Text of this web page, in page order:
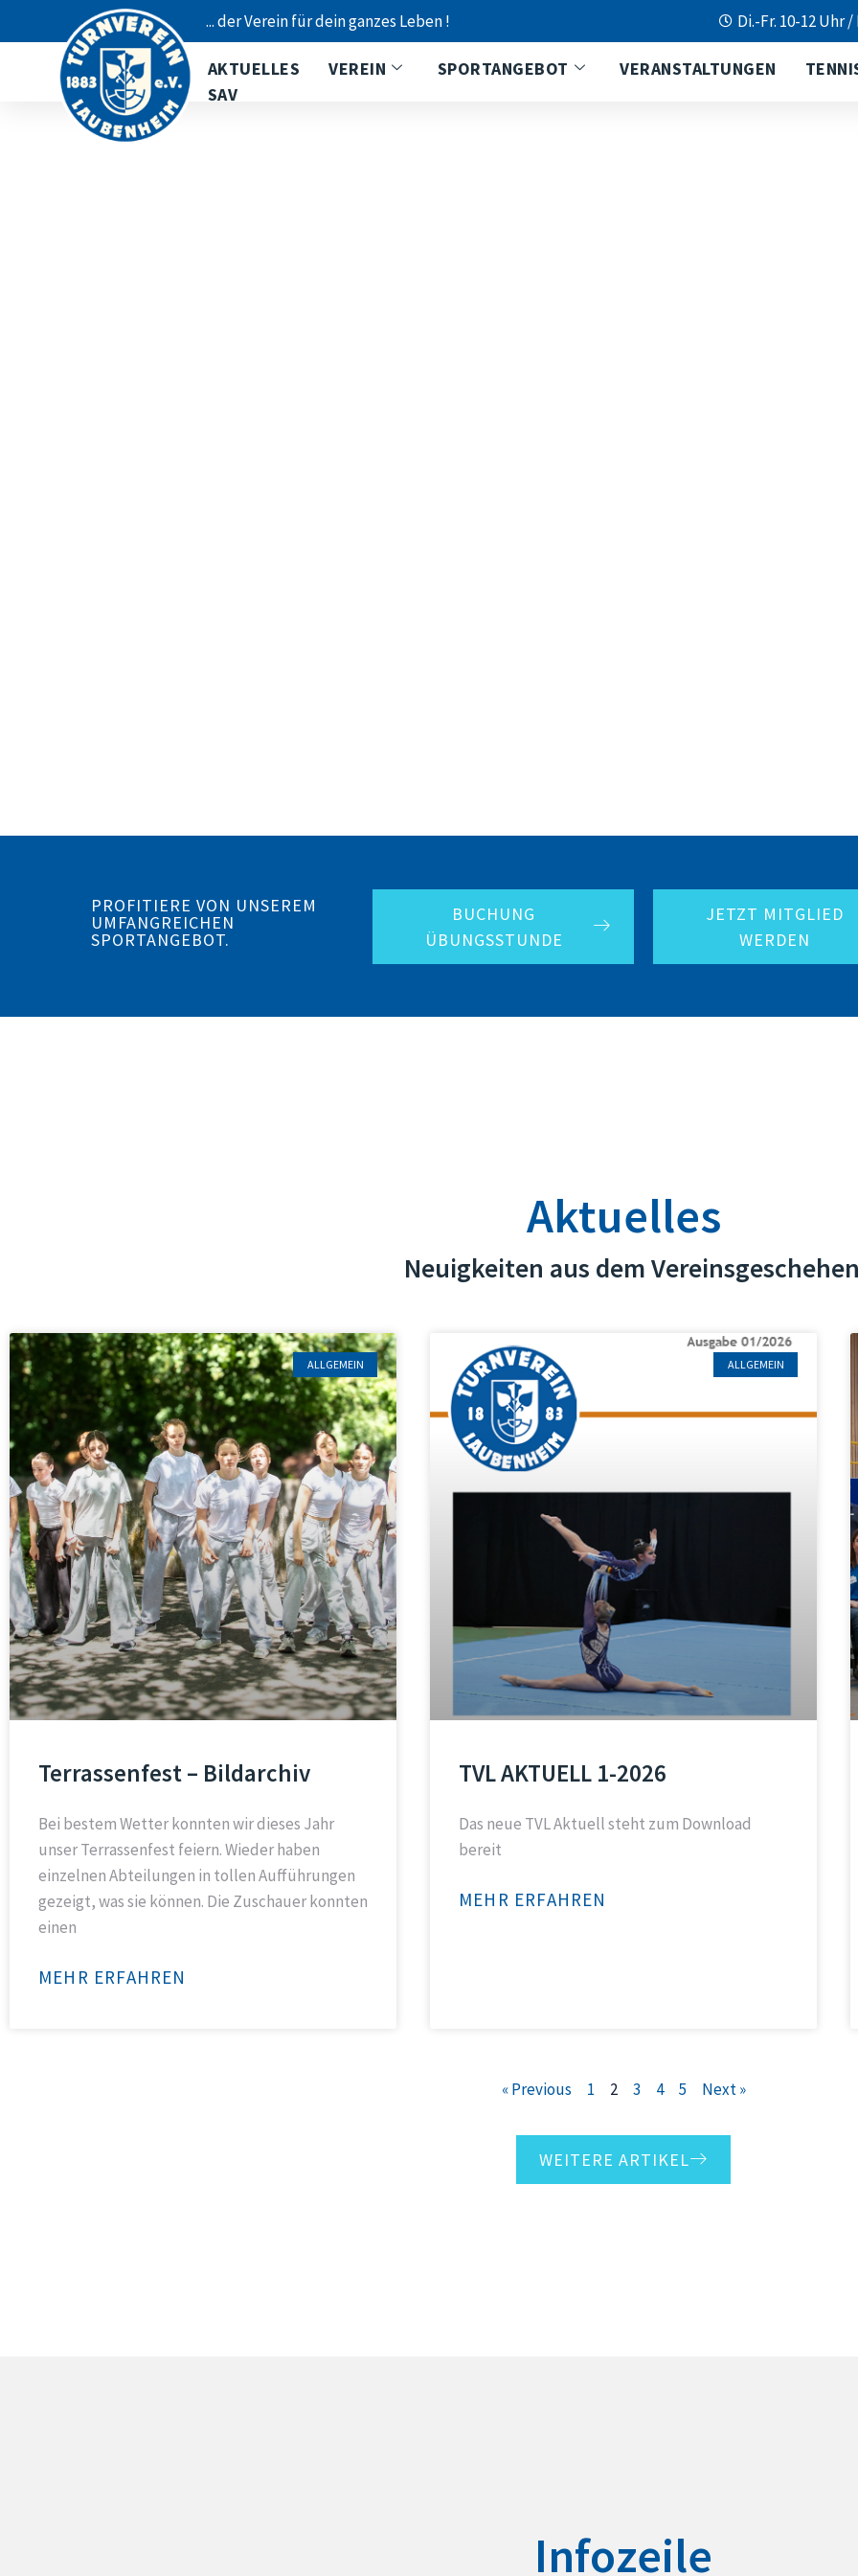
... der Verein für dein ganzes Leben ! Di.-Fr. 10-12 Uhr
AKTUELLES VEREIN SPORTANGEBOT VERANSTALTUNGEN
SAV
PROFITIERE VON UNSEREM
UMFANGREICHEN
SPORTANGEBOT.
BUCHUNG
ÜBUNGSSTUNDE
JETZT MITGLIED
WERDEN
Aktuelles
Neuigkeiten aus dem Vereinsgeschehen
ALLGEMEIN
Terrassenfest – Bildarchiv
Bei bestem Wetter konnten wir dieses Jahr
unser Terrassenfest feiern. Wieder haben
einzelnen Abteilungen in tollen Aufführungen
gezeigt, was sie können. Die Zuschauer konnten
einen
MEHR ERFAHREN
ALLGEMEIN
TVL AKTUELL 1-2026
Das neue TVL Aktuell steht zum Download
bereit
MEHR ERFAHREN
« Previous 1 2 3 4 5 Next »
WEITERE ARTIKEL
Infozeile